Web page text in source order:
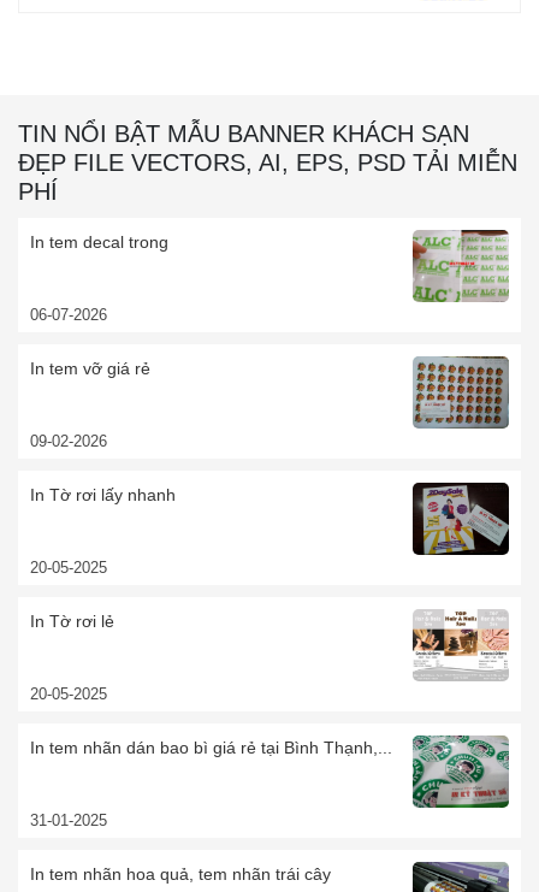
TIN NỔI BẬT MẪU BANNER KHÁCH SẠN
ĐẸP FILE VECTORS, AI, EPS, PSD TẢI MIỄN
PHÍ
In tem decal trong
06-07-2026
In tem vỡ giá rẻ
09-02-2026
In Tờ rơi lấy nhanh
20-05-2025
In Tờ rơi lẻ
20-05-2025
In tem nhãn dán bao bì giá rẻ tại Bình Thạnh,...
31-01-2025
In tem nhãn hoa quả, tem nhãn trái cây